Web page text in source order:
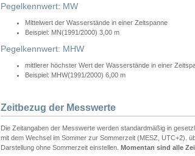
Pegelkennwert: MW
Mittelwert der Wasserstände in einer Zeitspanne
Beispiel: MN(1991/2000) 3,00 m
Pegelkennwert: MHW
mittlerer höchster Wert der Wasserstände in einer
Beispiel: MHW(1991/2000) 6,00 m
Zeitbezug der Messwerte
Die Zeitangaben der Messwerte werden standardmäßig in
mit dem Wechsel im Sommer zur Sommerzeit (MESZ, UTC+2).
Darstellung ohne Sommerzeit einstellen. Momentan sind alle